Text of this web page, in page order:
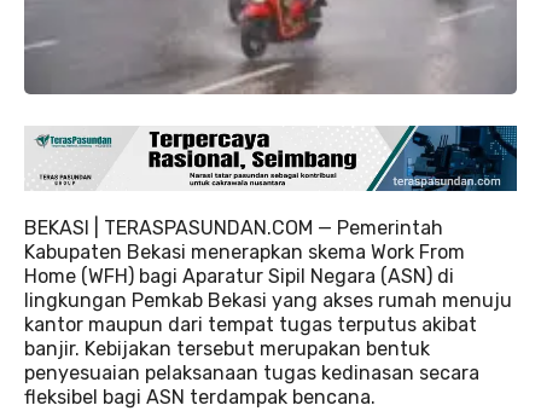
BEKASI | TERASPASUNDAN.COM — Pemerintah
Kabupaten Bekasi menerapkan skema Work From
Home (WFH) bagi Aparatur Sipil Negara (ASN) di
lingkungan Pemkab Bekasi yang akses rumah menuju
kantor maupun dari tempat tugas terputus akibat
banjir. Kebijakan tersebut merupakan bentuk
penyesuaian pelaksanaan tugas kedinasan secara
fleksibel bagi ASN terdampak bencana.